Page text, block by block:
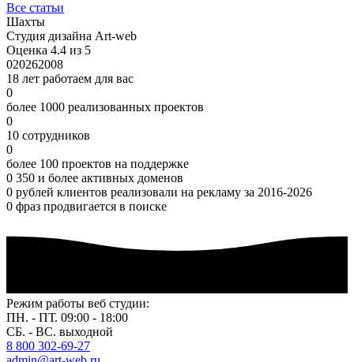
Все статьи
Шахты
Студия дизайна Art-web
Оценка 4.4 из 5
020262008
18 лет работаем для вас
0
более 1000 реализованных проектов
0
10 сотрудников
0
более 100 проектов на поддержке
0 350 и более активных доменов
0 рублей клиентов реализовали на рекламу за 2016-2026
0 фраз продвигается в поиске
Режим работы веб студии:
ПН. - ПТ. 09:00 - 18:00
СБ. - ВС. выходной
8 800 302-69-27